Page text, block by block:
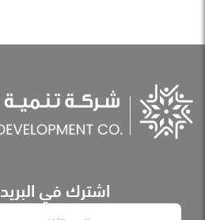
اشترك في البريد
E